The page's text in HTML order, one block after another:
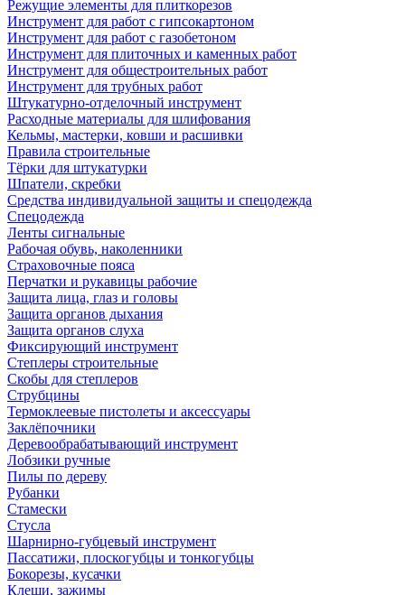
Режущие элементы для плиткорезов
Инструмент для работ с гипсокартоном
Инструмент для работ с газобетоном
Инструмент для плиточных и каменных работ
Инструмент для общестроительных работ
Инструмент для трубных работ
Штукатурно-отделочный инструмент
Расходные материалы для шлифования
Кельмы, мастерки, ковши и расшивки
Правила строительные
Тёрки для штукатурки
Шпатели, скребки
Средства индивидуальной защиты и спецодежда
Спецодежда
Ленты сигнальные
Рабочая обувь, наколенники
Страховочные пояса
Перчатки и рукавицы рабочие
Защита лица, глаз и головы
Защита органов дыхания
Защита органов слуха
Фиксирующий инструмент
Степлеры строительные
Скобы для степлеров
Струбцины
Термоклеевые пистолеты и аксессуары
Заклёпочники
Деревообрабатывающий инструмент
Лобзики ручные
Пилы по дереву
Рубанки
Стамески
Стусла
Шарнирно-губцевый инструмент
Пассатижи, плоскогубцы и тонкогубцы
Бокорезы, кусачки
Клещи, зажимы